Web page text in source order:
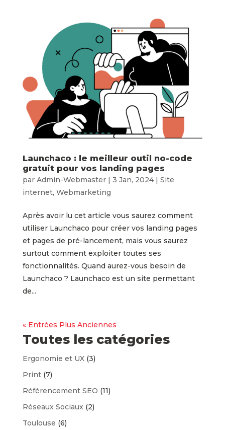
Launchaco : le meilleur outil no-code
gratuit pour vos landing pages
par Admin-Webmaster| 3 Jan, 2024| Site
internet, Webmarketing
Après avoir lu cet article vous saurez comment
utiliser Launchaco pour créer vos landing pages
et pages de pré-lancement, mais vous saurez
surtout comment exploiter toutes ses
fonctionnalités. Quand aurez-vous besoin de
Launchaco ? Launchaco est un site permettant
de...
« Entrées Plus Anciennes
Toutes les catégories
Ergonomie et UX(3)
Print(7)
Référencement SEO (11)
Réseaux Sociaux(2)
Toulouse (6)